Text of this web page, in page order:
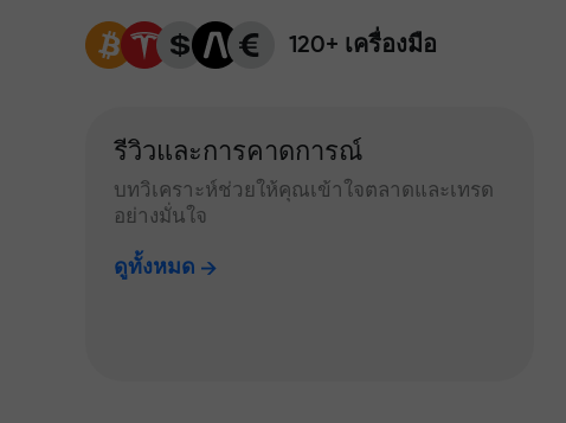
120+ เครื่องมือ
รีวิวและการคาดการณ์
บทวิเคราะห์ช่วยให้คุณเข้าใจตลาดและเทรด
อย่างมั่นใจ
ดูทั้งหมด